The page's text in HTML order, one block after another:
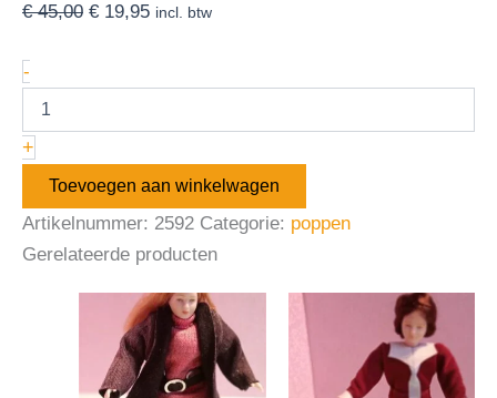
€45,00 € 19,95 incl. btw
-
+
Toevoegen aan winkelwagen
Artikelnummer: 2592 Categorie: poppen
Gerelateerde producten